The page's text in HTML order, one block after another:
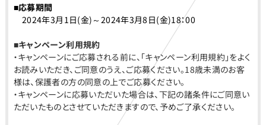
■応募期間
2024年3月1日(金)～2024年3月8日(金)18：00
■キャンペーン利用規約
・キャンペーンにご応募される前に、「キャンペーン利用規約」をよく
お読みいただき、ご同意のうえ、ご応募ください。18歳未満のお客
様は、保護者の方の同意の上でご応募ください。
・キャンペーンに応募いただいた場合は、下記の諸条件にご同意い
ただいたものとさせていただきますので、予めご了承ください。